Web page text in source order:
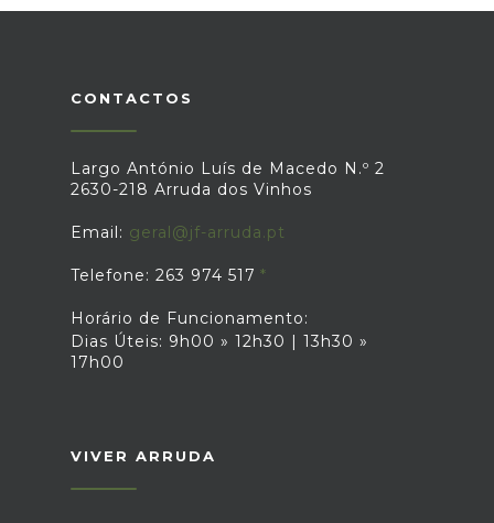
CONTACTOS
Largo António Luís de Macedo N.º 2
2630-218 Arruda dos Vinhos
Email: geral@jf-arruda.pt
Telefone: 263 974 517
Horário de Funcionamento:
Dias Úteis: 9h00 » 12h30 | 13h30 »
17h00
VIVER ARRUDA